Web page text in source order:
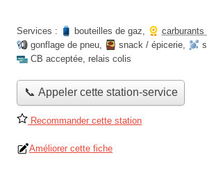
Services : bouteilles de gaz, carburants
gonflage de pneu, snack / épicerie,
CB acceptée, relais colis
📞 Appeler cette station-service
Recommander cette station
Améliorer cette fiche